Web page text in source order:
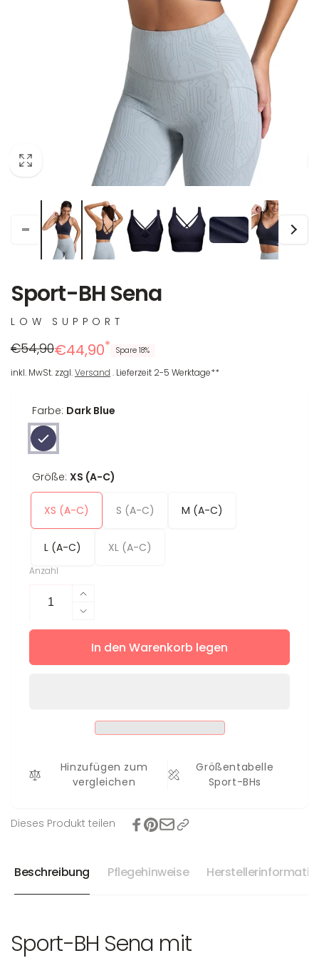
Sport-BH Sena
LOW SUPPORT
Regulärer
Preis
€54,90
Reduzierter
Preis
€44,90* Spare 18%
inkl. MwSt. zzgl.Versand . Lieferzeit 2-5 Werktage**
Farbe: Dark Blue
Größe: XS (A-C)
XS (A-C) S (A-C) M (A-C)
L (A-C) XL (A-C)
Anzahl
Erhöhe
die
Menge
für
Verringere
die
Menge
für
In den Warenkorb legen
Hinzufügen zum
vergleichen
Größentabelle
Sport-BHs
Dieses Produkt teilen
Beschreibung Pflegehinweise
Sport-BH Sena mit